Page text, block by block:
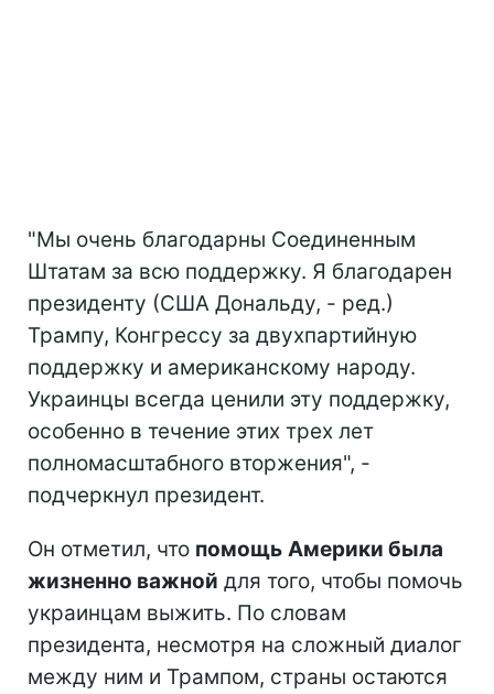
"Мы очень благодарны Соединенным
Штатам за всю поддержку. Я благодарен
президенту (США Дональду, - ред.)
Трампу, Конгрессу за двухпартийную
поддержку и американскому народу.
Украинцы всегда ценили эту поддержку,
особенно в течение этих трех лет
полномасштабного вторжения", -
подчеркнул президент.
Он отметил, что помощь Америки была
жизненно важной для того, чтобы помочь
украинцам выжить. По словам
президента, несмотря на сложный диалог
между ним и Трампом, страны остаются